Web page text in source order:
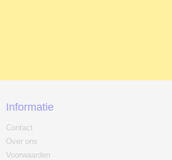
Informatie
Contact
Over ons
Voorwaarden